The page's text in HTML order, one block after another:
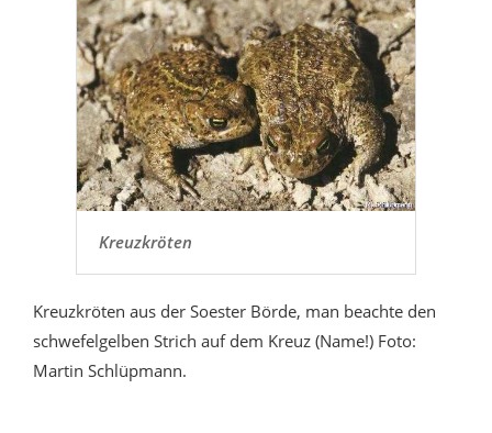
Kreuzkröten
Kreuzkröten aus der Soester Börde, man beachte den
schwefelgelben Strich auf dem Kreuz (Name!) Foto:
Martin Schlüpmann.